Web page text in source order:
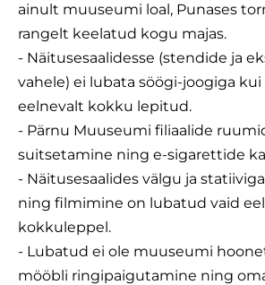
ainult muuseumi loal, Punases
rangelt keelatud kogu majas.
- Näitusesaalidesse (stendide ja
vahele) ei lubata söögi-joogiga kui
eelnevalt kokku lepitud.
- Pärnu Muuseumi filiaalide
suitsetamine ning e-sigarettide
- Näitusesaalides välgu ja
ning filmimine on lubatud vaid
kokkuleppel.
- Lubatud ei ole muuseumi
mööbli ringipaigutamine ning